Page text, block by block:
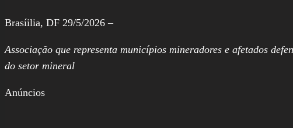
Brasíilia, DF 29/5/2026 –
Associação que representa municípios mineradores e afetados
do setor mineral
Anúncios